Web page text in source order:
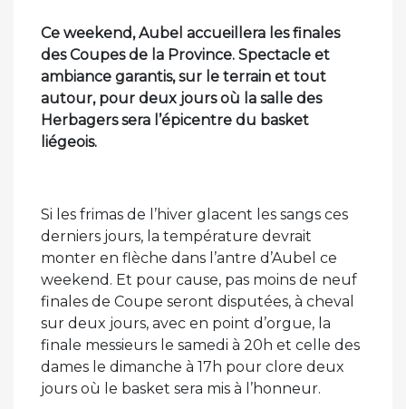
Ce weekend, Aubel accueillera les finales
des Coupes de la Province. Spectacle et
ambiance garantis, sur le terrain et tout
autour, pour deux jours où la salle des
Herbagers sera l’épicentre du basket
liégeois.
Si les frimas de l’hiver glacent les sangs ces
derniers jours, la température devrait
monter en flèche dans l’antre d’Aubel ce
weekend. Et pour cause, pas moins de neuf
finales de Coupe seront disputées, à cheval
sur deux jours, avec en point d’orgue, la
finale messieurs le samedi à 20h et celle des
dames le dimanche à 17h pour clore deux
jours où le basket sera mis à l’honneur.